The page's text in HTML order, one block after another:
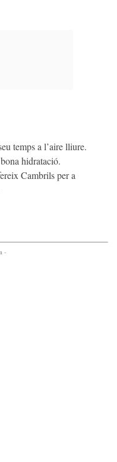
temps a l’aire lliure.
hidratació.
Cambrils per a
-